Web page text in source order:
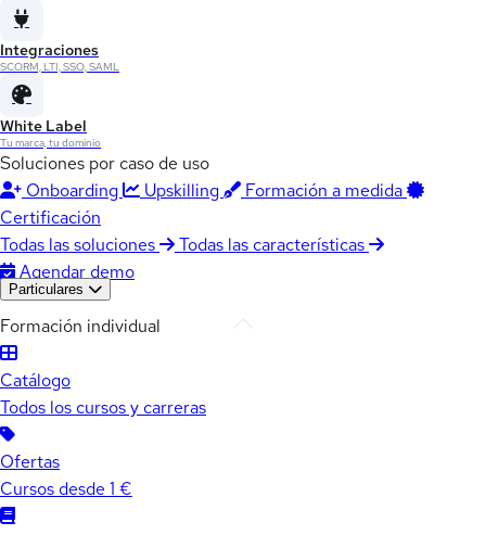
Integraciones
SCORM, LTI, SSO, SAML
White Label
Tu marca, tu dominio
Soluciones por caso de uso
Onboarding
Upskilling
Formación a medida
Certificación
Todas las soluciones
Todas las características
Agendar demo
Particulares
Formación individual
Catálogo
Todos los cursos y carreras
Ofertas
Cursos desde 1 €